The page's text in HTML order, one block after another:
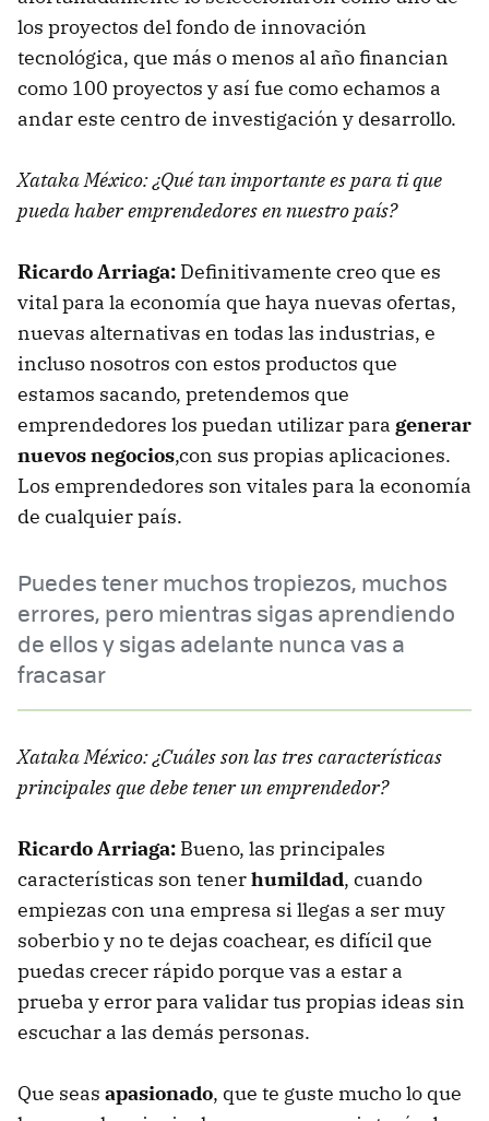
los proyectos del fondo de innovación
tecnológica, que más o menos al año financian
como 100 proyectos y así fue como echamos a
andar este centro de investigación y desarrollo.
Xataka México: ¿Qué tan importante es para ti que
pueda haber emprendedores en nuestro país?
Ricardo Arriaga: Definitivamente creo que es
vital para la economía que haya nuevas ofertas,
nuevas alternativas en todas las industrias, e
incluso nosotros con estos productos que
estamos sacando, pretendemos que
emprendedores los puedan utilizar para generar
nuevos negocios,con sus propias aplicaciones.
Los emprendedores son vitales para la economía
de cualquier país.
Puedes tener muchos tropiezos, muchos
errores, pero mientras sigas aprendiendo
de ellos y sigas adelante nunca vas a
fracasar
Xataka México: ¿Cuáles son las tres características
principales que debe tener un emprendedor?
Ricardo Arriaga: Bueno, las principales
características son tenerhumildad, cuando
empiezas con una empresa si llegas a ser muy
soberbio y no te dejas coachear, es difícil que
puedas crecer rápido porque vas a estar a
prueba y error para validar tus propias ideas sin
escuchar a las demás personas.
Que seas apasionado, que te guste mucho lo que